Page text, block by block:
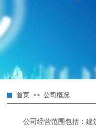
首页 >> 公司概况
公司经营范围包括：建筑